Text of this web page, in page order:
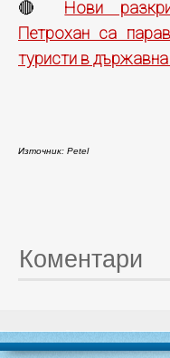
🔴 Нови
Петрохан са
туристи в
Източник: Petel
Коментари